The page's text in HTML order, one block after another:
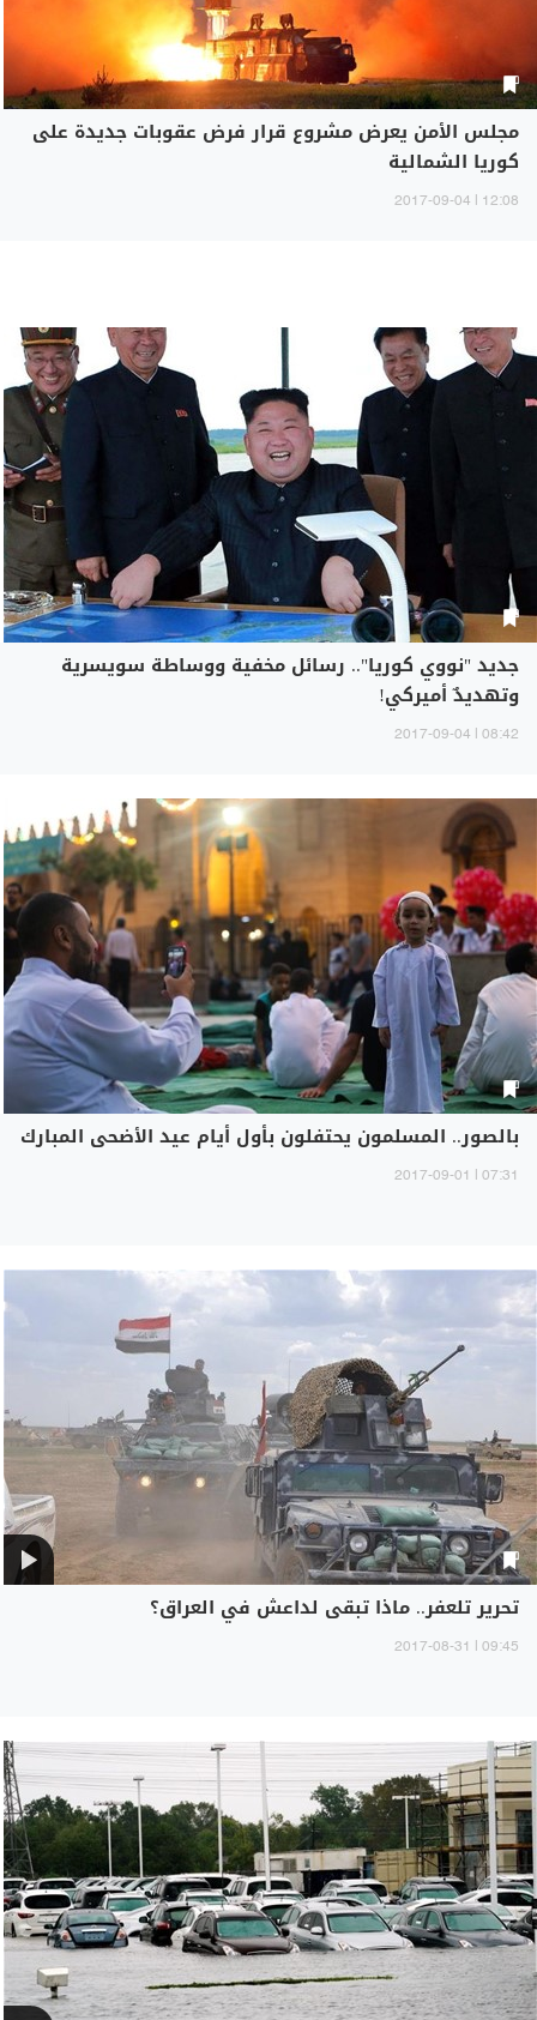
مجلس الأمن يعرض مشروع قرار فرض عقوبات جديدة على
كوريا الشمالية
12:08 | 2017-09-04
جديد "نووي كوريا".. رسائل مخفية ووساطة سويسرية
وتهديدٌ أميركي!
08:42 | 2017-09-04
بالصور.. المسلمون يحتفلون بأول أيام عيد الأضحى المبارك
07:31 | 2017-09-01
تحرير تلعفر.. ماذا تبقى لداعش في العراق؟
09:45 | 2017-08-31